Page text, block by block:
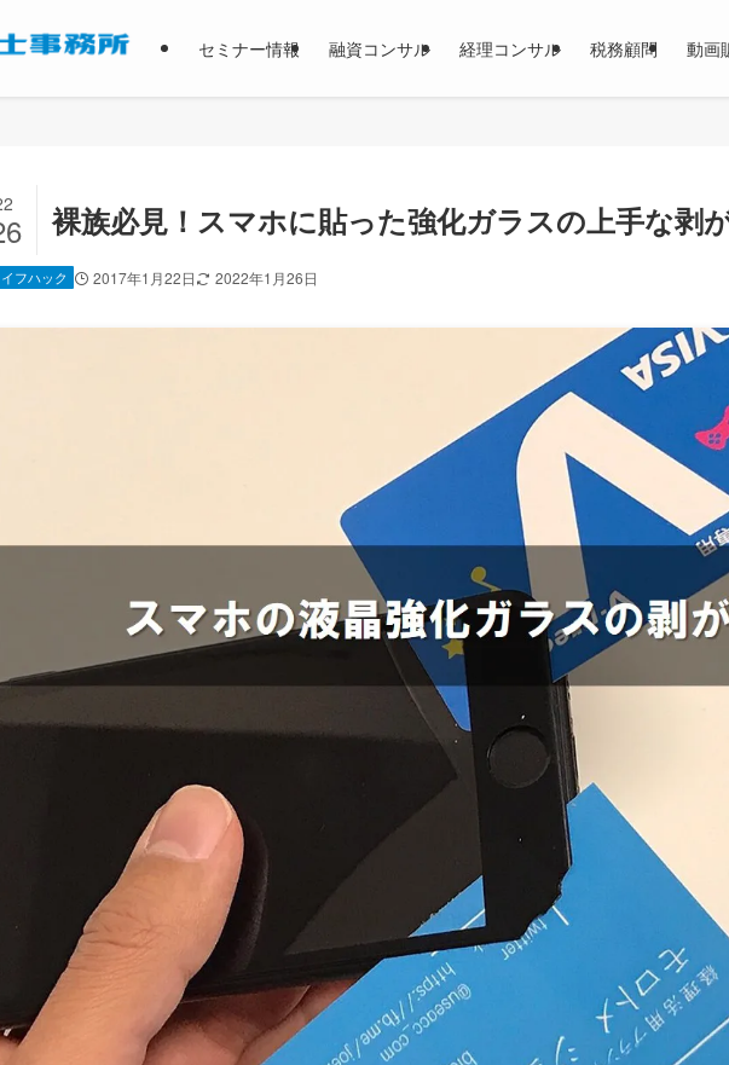
セミナー情報 融資コンサル 経理コンサル 税務顧問 動画
裸族必見！スマホに貼った強化ガラスの上手な剥
フハック 2017年1月22日 2022年1月26日